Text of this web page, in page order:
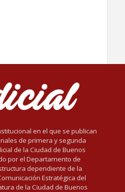
en el que se publican
de primera y segunda
de la Ciudad de Buenos
por el Departamento de
dependiente de la
Estratégica del
de la Ciudad de Buenos